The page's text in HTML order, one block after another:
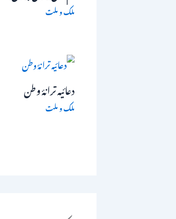
ملک و ملت
دعائیہ ترانۂ وطن
ملک و ملت